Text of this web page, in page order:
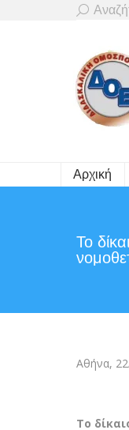
Search:
Αρχική
Το
Αθήνα,
Το